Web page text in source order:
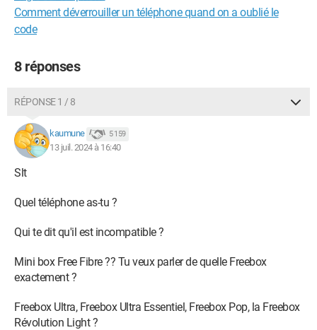
Comment déverrouiller un téléphone quand on a oublié le
code
8 réponses
RÉPONSE 1 / 8
kaumune 5 159
13 juil. 2024 à 16:40
Slt
Quel téléphone as-tu ?
Qui te dit qu'il est incompatible ?
Mini box Free Fibre ?? Tu veux parler de quelle Freebox
exactement ?
Freebox Ultra, Freebox Ultra Essentiel, Freebox Pop, la Freebox
Révolution Light ?